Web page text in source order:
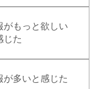
がもっと欲しい
じた
が多いと感じた